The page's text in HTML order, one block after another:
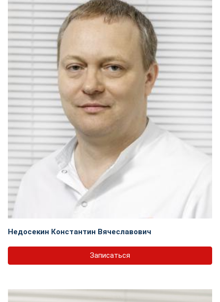
Недосекин Константин Вячеславович
Записаться